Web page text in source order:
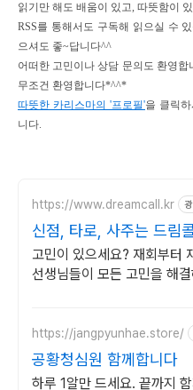
읽기만 해도 배움이 있고, 따뜻함이
RSS를 통해서도 구독해 읽으실 수
으셔도 좋~답니다^^
어떠한 고민이나 상담 문의도 환영합
무조건 환영합니다*^^*
따뜻한 카리스마의 '프로필'을 클릭
니다.
https://www.dreamcall.kr
신점, 타로, 사주는 드림
고민이 있으세요? 재회부터
선생님들이 모든 고민을 해
https://jangpyunhae.store/
공황청심원 함께합니다
하루 1알만 드세요. 끝까지